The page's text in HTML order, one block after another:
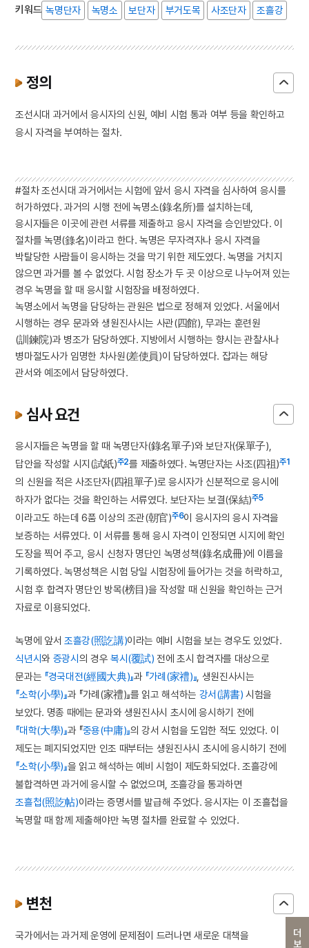
키워드 녹명단자 녹명소 보단자 부거도목 사조단자 조흘강
정의
조선시대 과거에서 응시자의 신원, 예비 시험 통과 여부 등을 확인하고
응시 자격을 부여하는 절차.
#절차 조선시대과거에서는 시험에 앞서 응시 자격을 심사하여 응시를
허가하였다. 과거의 시행 전에 녹명소(錄名所)를 설치하는데,
응시자들은 이곳에 관련 서류를 제출하고 응시 자격을 승인받았다. 이
절차를 녹명(錄名)이라고 한다. 녹명은 무자격자나 응시 자격을
박탈당한 사람들이 응시하는 것을 막기 위한 제도였다. 녹명을 거치지
않으면 과거를 볼 수 없었다. 시험 장소가 두 곳 이상으로 나누어져 있는
경우 녹명을 할 때 응시할 시험장을 배정하였다.
녹명소에서 녹명을 담당하는 관원은 법으로 정해져 있었다. 서울에서
시행하는 경우 문과와 생원진사시는 사관(四館) ,무과는 훈련원
(訓鍊院)과 병조가 담당하였다. 지방에서 시행하는 향시는관찰사나
병마절도사가 임명한 차사원(差使員)이 담당하였다. 잡과는 해당
관서와 예조에서 담당하였다.
심사 요건
응시자들은 녹명을 할 때 녹명단자(錄名單子)와 보단자(保單子),
답안을 작성할 시지(試紙)주2를 제출하였다. 녹명단자는 사조(四祖)주1
의 신원을 적은 사조단자(四祖單子)로 응시자가 신분적으로 응시에
하자가 없다는 것을 확인하는 서류였다. 보단자는 보결(保結)주5
이라고도 하는데 6품 이상의 조관(朝官)주6이 응시자의 응시 자격을
보증하는 서류였다. 이 서류를 통해 응시 자격이 인정되면 시지에 확인
도장을 찍어 주고, 응시 신청자 명단인 녹명성책(錄名成冊)에 이름을
기록하였다. 녹명성책은 시험 당일 시험장에 들어가는 것을 허락하고,
시험 후 합격자 명단인 방목(榜目)을 작성할 때 신원을 확인하는 근거
자료로 이용되었다.
녹명에 앞서 조흘강(照訖講)이라는 예비 시험을 보는 경우도 있었다.
식년시와 증광시 의 경우 복시(覆試) 전에 초시 합격자를 대상으로
문과는 『경국대전(經國大典)』과 『가례(家禮)』, 생원진사시는
『소학(小學)』과 『가례(家禮)』를 읽고 해석하는 강서(講書) 시험을
보았다. 명종 때에는 문과와 생원진사시 초시에 응시하기 전에
『대학(大學)』과 『중용(中庸)』의 강서 시험을 도입한 적도 있었다. 이
제도는 폐지되었지만 인조 때부터는 생원진사시 초시에 응시하기 전에
『소학(小學)』을 읽고 해석하는 예비 시험이 제도화되었다. 조흘강에
불합격하면 과거에 응시할 수 없었으며, 조흘강을 통과하면
조흘첩(照訖帖)이라는 증명서를 발급해 주었다. 응시자는 이 조흘첩을
녹명할 때 함께 제출해야만 녹명 절차를 완료할 수 있었다.
변천
국가에서는 과거제 운영에 문제점이 드러나면 새로운 대책을